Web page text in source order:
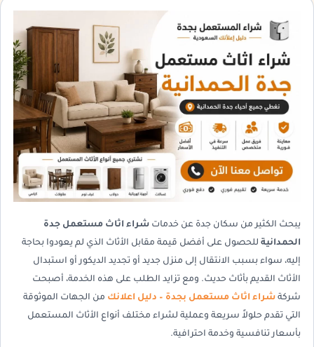
يبحث الكثير من سكان جدة عن خدمات شراء اثاث مستعمل جدة
الحمدانية للحصول على أفضل قيمة مقابل الأثاث الذي لم يعودوا بحاجة
إليه، سواء بسبب الانتقال إلى منزل جديد أو تجديد الديكور أو استبدال
الأثاث القديم بأثاث حديث. ومع تزايد الطلب على هذه الخدمة، أصبحت
شركة شراء اثاث مستعمل بجدة – دليل اعلانك من الجهات الموثوقة
التي تقدم حلولاً سريعة وعملية لشراء مختلف أنواع الأثاث المستعمل
بأسعار تنافسية وخدمة احترافية.